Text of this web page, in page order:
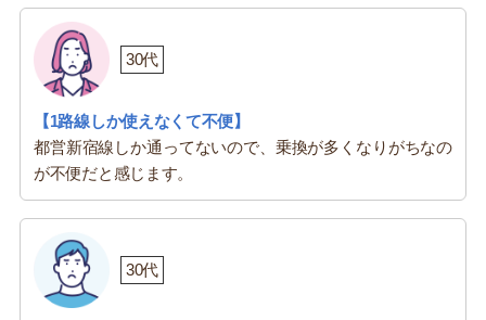
30代
【1路線しか使えなくて不便】
都営新宿線しか通ってないので、乗換が多くなりがちなの
が不便だと感じます。
30代